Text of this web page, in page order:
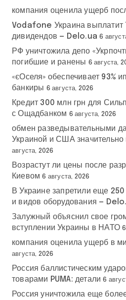
компания оценила ущерб
Vodafone Украина выплатит
дивидендов — Delo.ua 6
РФ уничтожила депо
погибшие и ранены 6 августа,
«єОселя» обеспечивает 93%
банкиры 6 августа, 2026
Кредит 300 млн грн для
с Ощадбанком 6 августа, 2026
обмен разведывательными
Украиной и США
августа, 2026
Возрастут ли цены после
Киевом 6 августа, 2026
В Украине запретили еще
и видов оборудования —
Залужный объяснил свое
вступлении Украины в НАТО
компания оценила ущерб в
августа, 2026
Россия баллистическим
товарами PUMA: детали 6
Россия уничтожила еще